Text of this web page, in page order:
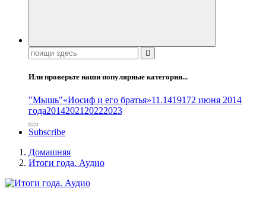
Поиск:
Или проверьте наши популярные категории...
"Мышь"«Иосиф и его братья»11.1419172 июня 2014
года2014202120222023
Subscribe
Домашняя
Итоги года. Аудио